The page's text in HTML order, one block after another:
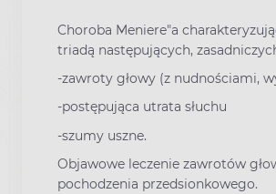
Choroba Meniere"a
triadą następujących,
-zawroty głowy (z nudnościami,
-postępująca utrata słuchu
-szumy uszne.
Objawowe leczenie zawrotów
pochodzenia przedsionkowego.